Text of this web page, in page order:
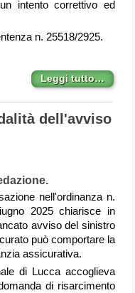
intento correttivo ed
n. 25518/2925.
Leggi tutto…
dell'avviso
nell'ordinanza n.
2025 chiarisce in
avviso del sinistro
può comportare la
assicurativa.
di Lucca accoglieva
di risarcimento